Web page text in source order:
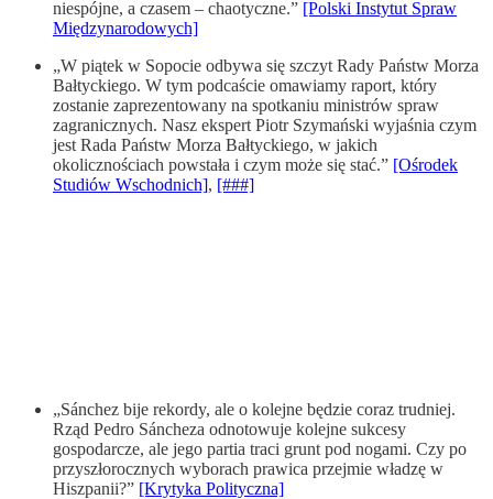
niespójne, a czasem – chaotyczne.” [Polski Instytut Spraw
Międzynarodowych]
„W piątek w Sopocie odbywa się szczyt Rady Państw Morza
Bałtyckiego. W tym podcaście omawiamy raport, który
zostanie zaprezentowany na spotkaniu ministrów spraw
zagranicznych. Nasz ekspert Piotr Szymański wyjaśnia czym
jest Rada Państw Morza Bałtyckiego, w jakich
okolicznościach powstała i czym może się stać.” [Ośrodek
Studiów Wschodnich], [###]
„Sánchez bije rekordy, ale o kolejne będzie coraz trudniej.
Rząd Pedro Sáncheza odnotowuje kolejne sukcesy
gospodarcze, ale jego partia traci grunt pod nogami. Czy po
przyszłorocznych wyborach prawica przejmie władzę w
Hiszpanii?” [Krytyka Polityczna]